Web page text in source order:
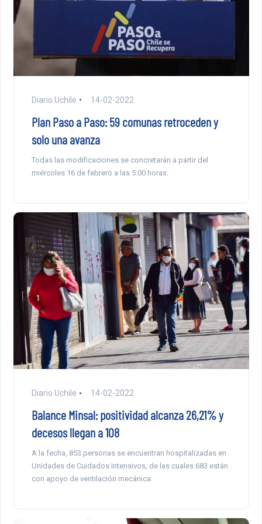
Diario Uchile 14-02-2022
Plan Paso a Paso: 59 comunas retroceden y
solo una avanza
Todas las modificaciones se concretarán a partir del
miércoles 16 de febrero a las 5:00 horas.
Diario Uchile 14-02-2022
Balance Minsal: positividad alcanza 26,21% y
decesos llegan a 108
A la fecha, 853 personas se encuentran hospitalizadas en
Unidades de Cuidados Intensivos, de las cuales 683 están
con apoyo de ventilación mecánica.